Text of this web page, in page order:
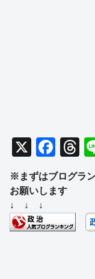
X
F
a
c
b
T
hr
e
d
※まずはブログラ
お願いします
↓ ↓ ↓